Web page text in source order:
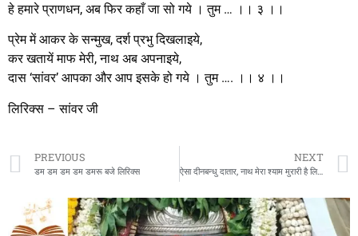
हे हमारे प्राणधन, अब फिर कहाँ जा सो गये । तुम … ।। ३ ।।
प्रेम में आकर के सन्मुख, दर्श प्रभु दिखलाइये,
कर खतायें माफ मेरी, नाथ अब अपनाइये,
दास ‘सांवर’ आपका और आप इसके हो गये । तुम …. ।। ४ ।।
लिरिक्स – सांवर जी
PREVIOUS
डम डम डम डम डमरू बजे लिरिक्स
NEXT
ऐसा दीनबन्धु दातार, नाथ मेरा श्याम मुरारी है लिरिक्स